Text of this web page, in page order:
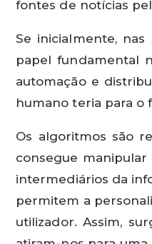
fontes de notícias
Se inicialmente,
papel fundamental
automação e
humano teria para o
Os algoritmos são
consegue
intermediários da
permitem a
utilizador. Assim,